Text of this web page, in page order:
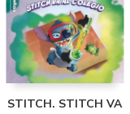
STITCH. STITCH VA